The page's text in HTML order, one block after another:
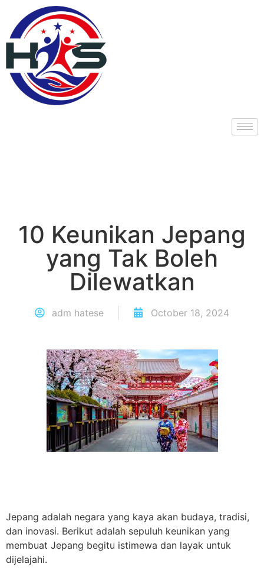
10 Keunikan Jepang
yang Tak Boleh
Dilewatkan
adm hatese October 18, 2024
Jepang adalah negara yang kaya akan budaya, tradisi,
dan inovasi. Berikut adalah sepuluh keunikan yang
membuat Jepang begitu istimewa dan layak untuk
dijelajahi.